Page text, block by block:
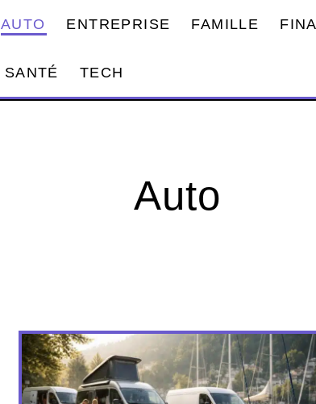
AUTO ENTREPRISE FAMILLE
SANTÉ TECH
Auto